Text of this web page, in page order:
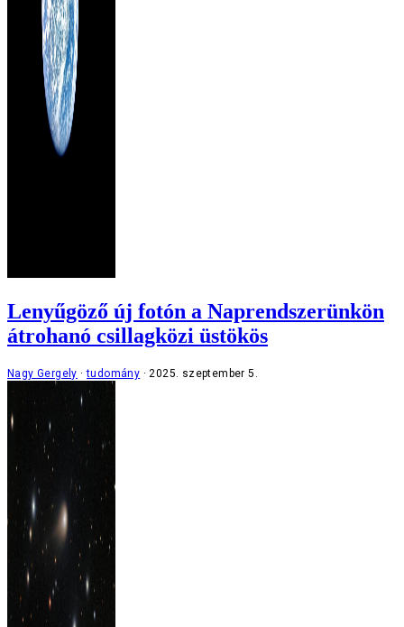
Lenyűgöző új fotón a Naprendszerünkön
átrohanó csillagközi üstökös
Nagy Gergely tudomány 2025. szeptember 5.